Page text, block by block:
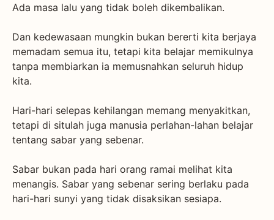
Ada masa lalu yang tidak boleh dikembalikan.
Dan kedewasaan mungkin bukan bererti kita berjaya
memadam semua itu, tetapi kita belajar memikulnya
tanpa membiarkan ia memusnahkan seluruh hidup
kita.
Hari-hari selepas kehilangan memang menyakitkan,
tetapi di situlah juga manusia perlahan-lahan belajar
tentang sabar yang sebenar.
Sabar bukan pada hari orang ramai melihat kita
menangis. Sabar yang sebenar sering berlaku pada
hari-hari sunyi yang tidak disaksikan sesiapa.